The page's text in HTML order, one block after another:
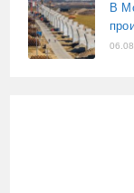
В